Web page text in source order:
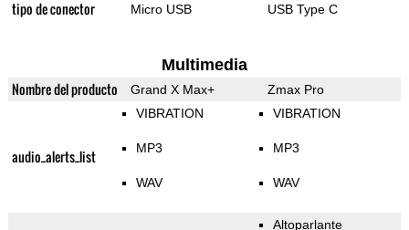
tipo de conector Micro USB USB Type C
Multimedia
Nombre del producto Grand X Max+ Zmax Pro
audio_alerts_list
VIBRATION
MP3
WAV
VIBRATION
MP3
WAV
Altoparlante